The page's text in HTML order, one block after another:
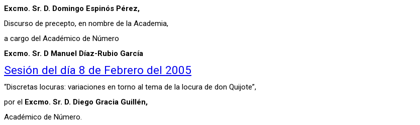
Excmo. Sr. D. Domingo Espinós Pérez,
Discurso de precepto, en nombre de la Academia,
a cargo del Académico de Número
Excmo. Sr. D Manuel Díaz-Rubio García
Sesión del día 8 de Febrero del 2005
“Discretas locuras: variaciones en torno al tema de la locura de don Quijote”,
por el Excmo. Sr. D. Diego Gracia Guillén,
Académico de Número.